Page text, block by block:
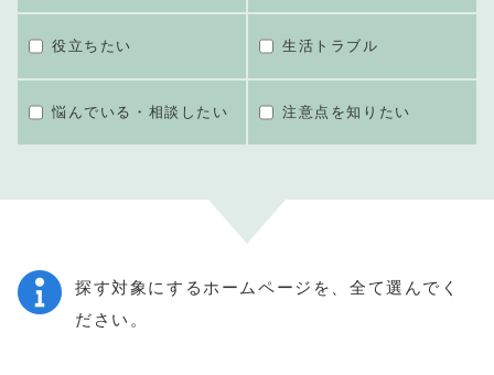
役立ちたい 生活トラブル
悩んでいる・相談したい 注意点を知りたい
探す対象にするホームページを、全て選んでく
ださい。